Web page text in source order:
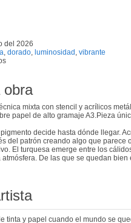
del 2026
dorado luminosidad vibrante
obra
mixta con stencil y acrílicos
papel de alto gramaje A3.Pieza
decide hasta dónde llegar.
del patrón creando algo que parece
El turquesa emerge entre los
De las que se quedan
tinta y papel cuando el mundo se